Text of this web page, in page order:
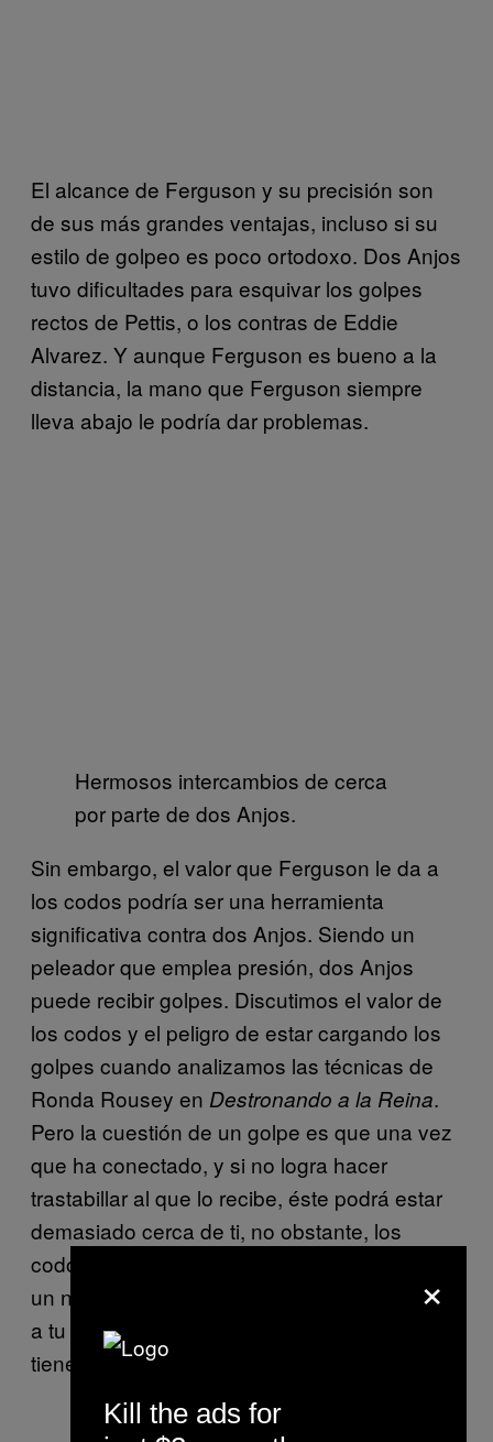
El alcance de Ferguson y su precisión son
de sus más grandes ventajas, incluso si su
estilo de golpeo es poco ortodoxo. Dos Anjos
tuvo dificultades para esquivar los golpes
rectos de Pettis, o los contras de Eddie
Alvarez. Y aunque Ferguson es bueno a la
distancia, la mano que Ferguson siempre
lleva abajo le podría dar problemas.
Hermosos intercambios de cerca
por parte de dos Anjos.
Sin embargo, el valor que Ferguson le da a
los codos podría ser una herramienta
significativa contra dos Anjos. Siendo un
peleador que emplea presión, dos Anjos
puede recibir golpes. Discutimos el valor de
los codos y el peligro de estar cargando los
golpes cuando analizamos las técnicas de
Ronda Rousey en Destronando a la Reina.
Pero la cuestión de un golpe es que una vez
que ha conectado, y si no logra hacer
trastabillar al que lo recibe, éste podrá estar
demasiado cerca de ti, no obstante, los
codos son diferentes ya que no es necesario
un nocaut cuando buscas causarle un corte
a tu oponente. Todo se complica cuando
tienes sangre en el ojo.
×
Kill the ads for